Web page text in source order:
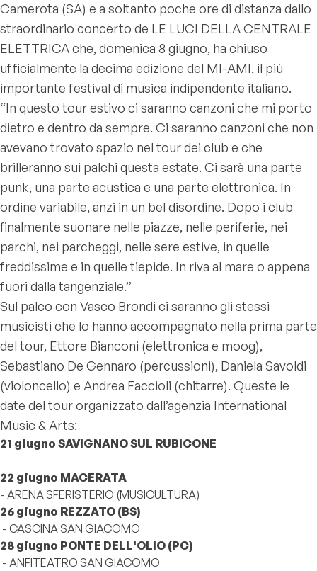
Camerota (SA) e a soltanto poche ore di distanza dallo
straordinario concerto de LE LUCI DELLA CENTRALE
ELETTRICA che, domenica 8 giugno, ha chiuso
ufficialmente la decima edizione del MI-AMI, il più
importante festival di musica indipendente italiano.
“In questo tour estivo ci saranno canzoni che mi porto
dietro e dentro da sempre. Ci saranno canzoni che non
avevano trovato spazio nel tour dei club e che
brilleranno sui palchi questa estate. Ci sarà una parte
punk, una parte acustica e una parte elettronica. In
ordine variabile, anzi in un bel disordine. Dopo i club
finalmente suonare nelle piazze, nelle periferie, nei
parchi, nei parcheggi, nelle sere estive, in quelle
freddissime e in quelle tiepide. In riva al mare o appena
fuori dalla tangenziale.”
Sul palco con Vasco Brondi ci saranno gli stessi
musicisti che lo hanno accompagnato nella prima parte
del tour, Ettore Bianconi (elettronica e moog),
Sebastiano De Gennaro (percussioni), Daniela Savoldi
(violoncello) e Andrea Faccioli (chitarre). Queste le
date del tour organizzato dall’agenzia International
Music & Arts:
21 giugno SAVIGNANO SUL RUBICONE
22 giugno MACERATA
- ARENA SFERISTERIO (MUSICULTURA)
26 giugno REZZATO (BS)
- CASCINA SAN GIACOMO
28 giugno PONTE DELL'OLIO (PC)
- ANFITEATRO SAN GIACOMO